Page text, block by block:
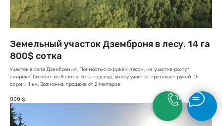
Земельный участок Дземброня в лесу. 14 га
800$ сотка
Участок в селе Дземброния, Полностью окружён лесом, на участке ростут
смереки. Состоит из 8 актов. Есть подъезд, внизу участка протекает ручей. От
дороги 1 км. Возможна продажа от 2 гектаров
800 $